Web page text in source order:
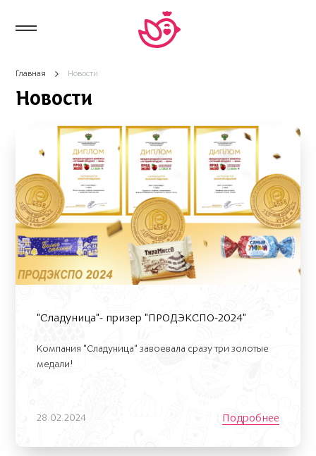
Главная Новости
Новости
"Сладуница"- призер "ПРОДЭКСПО-2024"
Компания "Сладуница" завоевала сразу три золотые
медали!
28.02.2024 Подробнее